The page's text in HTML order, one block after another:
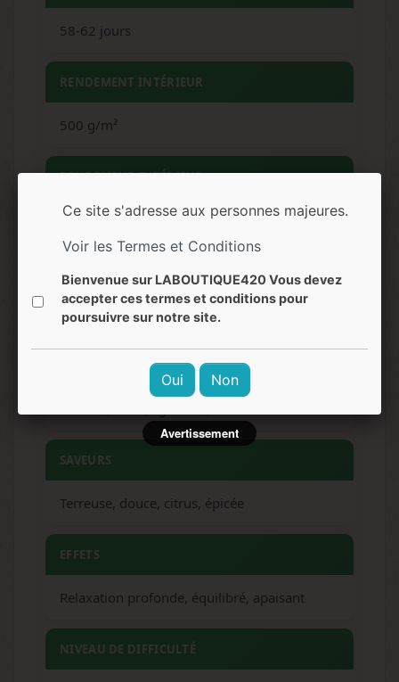
58-62 jours
RENDEMENT INTÉRIEUR
500 g/m²
RENDEMENT EXTÉRIEUR
700 g/plante
HAUTEUR
70-85 cm (intérieur) / 200-250 cm (extérieur)
SAVEURS
Terreuse, douce, citrus, épicée
EFFETS
Relaxation profonde, équilibré, apaisant
NIVEAU DE DIFFICULTÉ
Ce site s'adresse aux personnes majeures.
Voir les Termes et Conditions
Bienvenue sur LABOUTIQUE420 Vous devez
accepter ces termes et conditions pour
poursuivre sur notre site.
Oui Non
Avertissement